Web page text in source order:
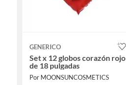
GENERICO
Set x 12 globos corazón rojo
de 18 pulgadas
Por MOONSUNCOSMETICS